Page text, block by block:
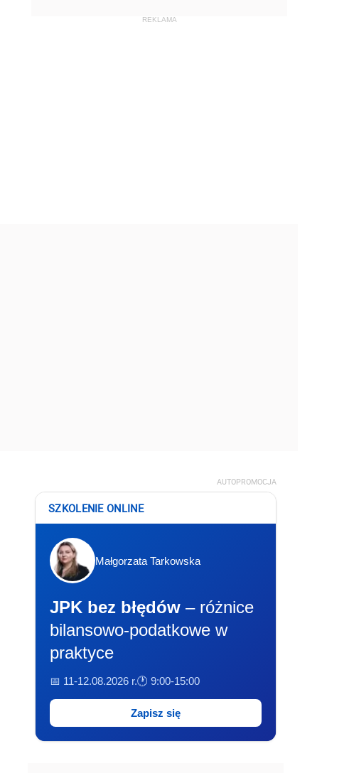
AUTOPROMOCJA
SZKOLENIE ONLINE
Małgorzata Tarkowska
JPK bez błędów – różnice
bilansowo-podatkowe w
praktyce
📅 11-12.08.2026 r.🕐 9:00-15:00
Zapisz się